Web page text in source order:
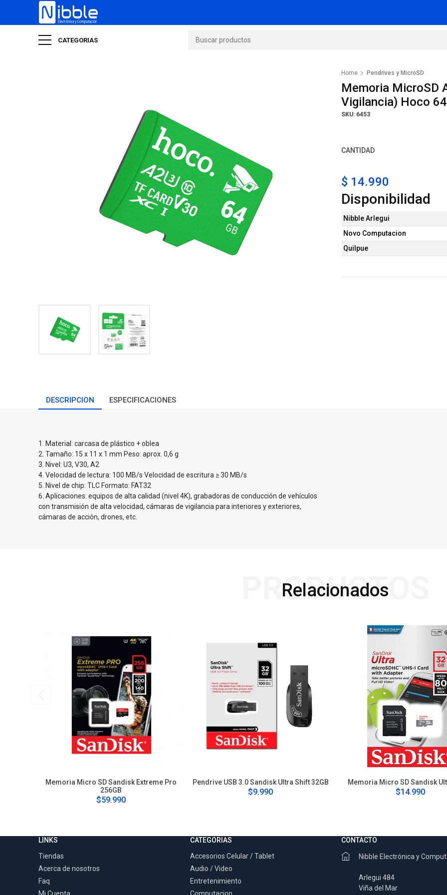
CATEGORIAS
Home Pendrives y MicroSD
Memoria MicroSD
Vigilancia) Hoco
SKU: 6453
CANTIDAD
$ 14.990
Disponibilidad
Nibble Arlegui
Novo Computacion
Quilpue
DESCRIPCION ESPECIFICACIONES
1. Material: carcasa de plástico + oblea
2. Tamaño: 15 x 11 x 1 mm Peso: aprox. 0,6 g
3. Nivel: U3, V30, A2
4. Velocidad de lectura: 100 MB/s Velocidad de escritura ≥ 30 MB/s
5. Nivel de chip: TLC Formato: FAT32
6. Aplicaciones: equipos de alta calidad (nivel 4K), grabadoras de conducción de vehículos
con transmisión de alta velocidad, cámaras de vigilancia para interiores y exteriores,
cámaras de acción, drones, etc.
Relacionados
PRODUCTOS
Memoria Micro SD Sandisk Extreme Pro
256GB
$59.990
Pendrive USB 3.0 Sandisk Ultra Shift 32GB
$9.990
Memoria Micro SD Sandisk
$14.990
LINKS
Tiendas
Acerca de nosotros
Faq
CATEGORIAS
Accesorios Celular / Tablet
Audio / Video
Entretenimiento
CONTACTO
Nibble Electrónica y
Arlegui 484
Viña del Mar